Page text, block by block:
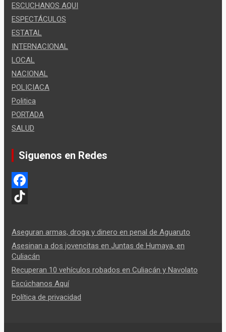
ESCUCHANOS AQUI
ESPECTÁCULOS
ESTATAL
INTERNACIONAL
LOCAL
NACIONAL
POLICIACA
Politica
PORTADA
SALUD
Siguenos en Redes
F
c
e
b
o
k
T
k
Aseguran armas, droga y dinero en penal de Aguaruto
Asesinan a dos jovencitas en Juntas de Humaya, en
Culiacán
Recuperan 10 vehículos robados en Culiacán y Navolato
Escúchanos Aquí
Política de privacidad